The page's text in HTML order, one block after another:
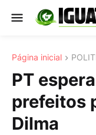
Página inicial
PT
prefeitos
Dilma